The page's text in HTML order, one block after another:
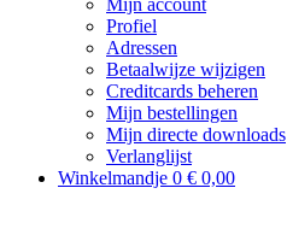
Mijn account
Profiel
Adressen
Betaalwijze wijzigen
Creditcards beheren
Mijn bestellingen
Mijn directe downloads
Verlanglijst
Winkelmandje 0 € 0,00